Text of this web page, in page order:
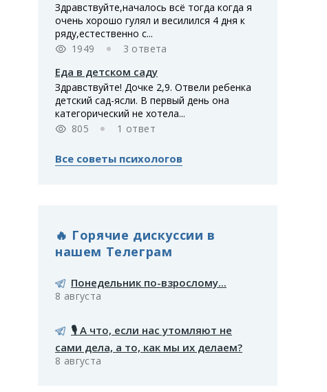
Здравствуйте,началось всё тогда когда я
очень хорошо гулял и весилился 4 дня к
ряду,естественно с...
1949
3 ответа
Еда в детском саду
Здравствуйте! Дочке 2,9. Отвели ребенка
детский сад-ясли. В первый день она
категорический не хотела...
805
1 ответ
Все советы психологов
🔥 Горячие дискуссии в
нашем Телеграм
Понедельник по-взрослому...
8 августа
🎙️ А что, если нас утомляют не
сами дела, а то, как мы их делаем?
8 августа